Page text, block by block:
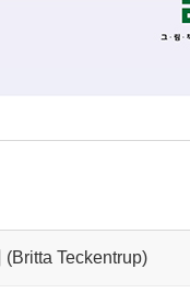
(Britta Teckentrup)